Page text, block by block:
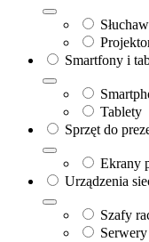
Smartfony i
Tablety
Sprzęt do
Ekrany
Urządzenia
Szafy